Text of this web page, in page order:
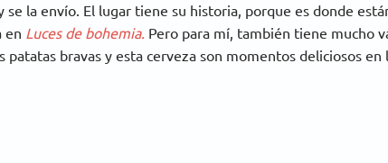
la envío. El lugar tiene su historia, porque es donde
en Luces de bohemia. Pero para mí, también tiene mucho
bravas y esta cerveza son momentos deliciosos